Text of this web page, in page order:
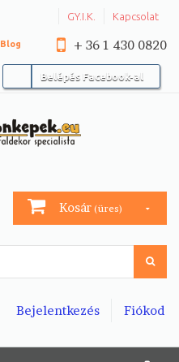
GY.I.K. Kapcsolat
+ 36 1 430 0820
Blog
Belépés Facebook-al
Kosár (üres)
Fiókod
Bejelentkezés